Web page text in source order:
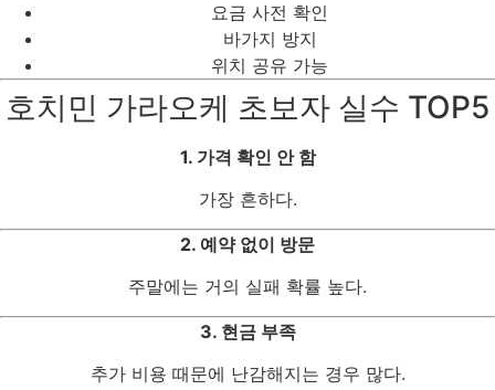
요금 사전 확인
바가지 방지
위치 공유 가능
호치민 가라오케 초보자 실수 TOP5
1. 가격 확인 안 함
가장 흔하다.
2. 예약 없이 방문
주말에는 거의 실패 확률 높다.
3. 현금 부족
추가 비용 때문에 난감해지는 경우 많다.